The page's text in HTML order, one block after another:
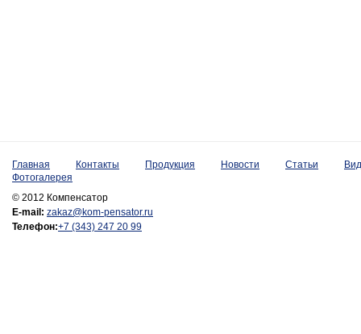
Главная Контакты Продукция Новости Статьи
Фотогалерея
© 2012 Компенсатор
E-mail: zakaz@kom-pensator.ru
Телефон:+7 (343) 247 20 99